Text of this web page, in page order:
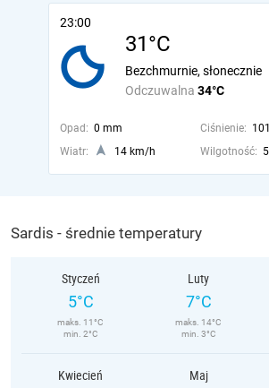
23:00
31°C
Odczuwalna 34°C
Bezchmurnie, słonecznie
Opad: 0 mm Ciśnienie:
Wiatr:
14 km/h Wilgotność:
Sardis - średnie temperatury
Styczeń
5°C
maks. 11°C
min. 2°C
Luty
7°C
maks. 14°C
min. 3°C
Kwiecień Maj